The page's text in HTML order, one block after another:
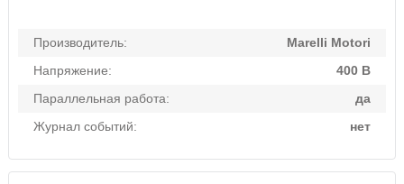
Производитель:
Marelli Motori
Напряжение:
400 В
Параллельная работа:
да
Журнал событий:
нет